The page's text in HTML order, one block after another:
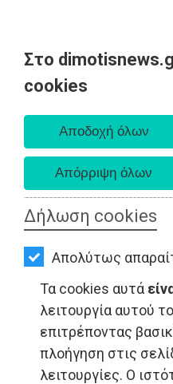
Στο
cookies
Δήλωση cookies
Απολύτως
Τα cookies αυτά
λειτουργία αυτού
επιτρέποντας
πλοήγηση στις
λειτουργίες. Ο
AΡΧΙΚΗ
ΕΙΔΗΣΕΙΣ
ΠΟΛΙΤΙΚΗ
ΤΟΠΙΚΗ
ΑΥΤΟΔΙΟΙΚΗΣΗ
ΟΙΚΟΝΟΜΙΑ
ΑΘΛΗΤΙΣΜΟΣ
ΠΟΛΙΤΙΣΜΟΣ
ΣΠΙΤΙ-
ΚΗΠΟΣ
ΤΟΠΙΚΗ ΑΥΤΟΔΙΟΙΚΗΣΗ